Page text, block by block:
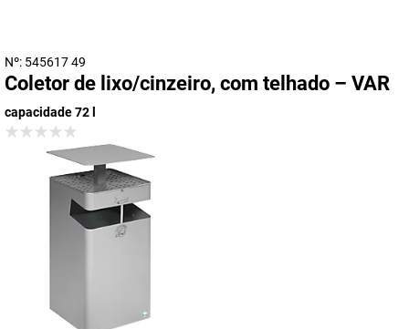
Nº: 545617 49
Coletor de lixo/cinzeiro, com telhado – VAR
capacidade 72 l